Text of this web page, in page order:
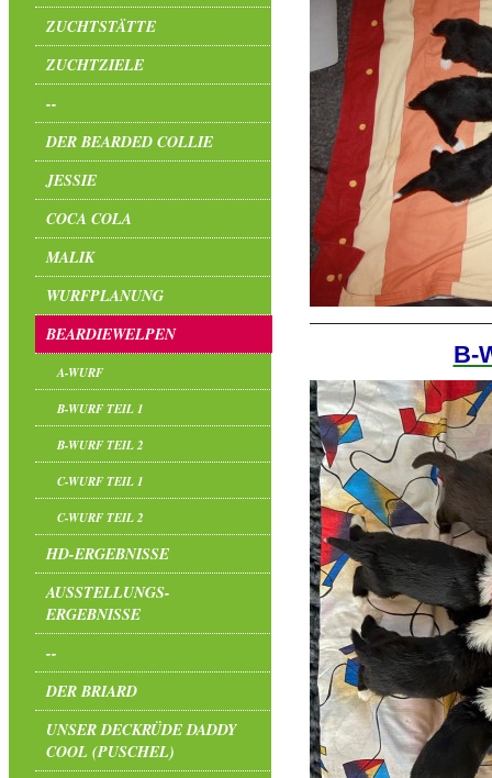
ZUCHTSTÄTTE
ZUCHTZIELE
--
DER BEARDED COLLIE
JESSIE
COCA COLA
MALIK
WURFPLANUNG
BEARDIEWELPEN
A-WURF
B-WURF TEIL 1
B-WURF TEIL 2
C-WURF TEIL 1
C-WURF TEIL 2
HD-ERGEBNISSE
AUSSTELLUNGS-
ERGEBNISSE
--
DER BRIARD
UNSER DECKRÜDE DADDY
COOL (PUSCHEL)
B-